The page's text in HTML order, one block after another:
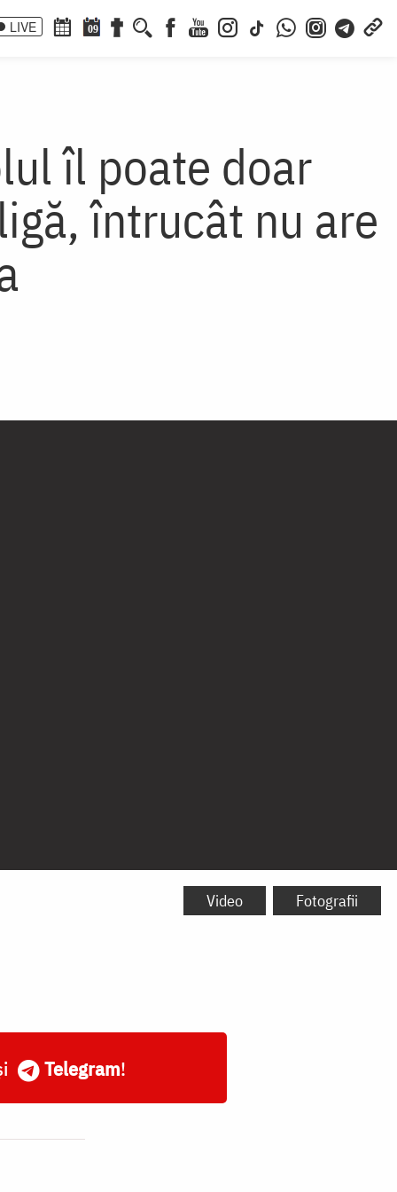
LIVE 09
îl poate doar
întrucât nu are
Video Fotografii
Telegram!